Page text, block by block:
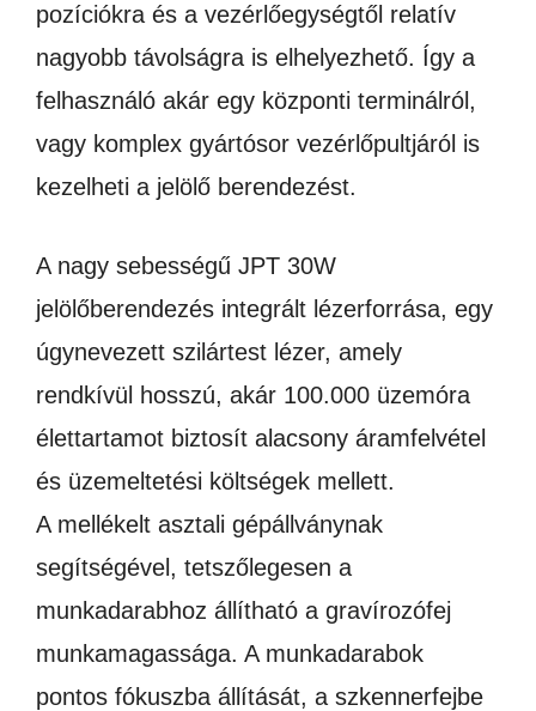
pozíciókra és a vezérlőegységtől relatív
nagyobb távolságra is elhelyezhető. Így a
felhasználó akár egy központi terminálról,
vagy komplex gyártósor vezérlőpultjáról is
kezelheti a jelölő berendezést.
A nagy sebességű JPT 30W
jelölőberendezés integrált lézerforrása, egy
úgynevezett szilártest lézer, amely
rendkívül hosszú, akár 100.000 üzemóra
élettartamot biztosít alacsony áramfelvétel
és üzemeltetési költségek mellett.
A mellékelt asztali gépállványnak
segítségével, tetszőlegesen a
munkadarabhoz állítható a gravírozófej
munkamagassága. A munkadarabok
pontos fókuszba állítását, a szkennerfejbe